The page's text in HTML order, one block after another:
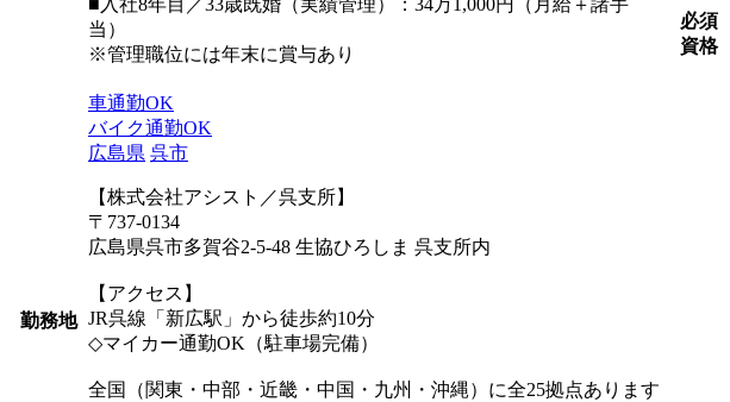
■入社8年目／33歳既婚（実績管理）：34万1,000円（月給＋諸手
当）
※管理職位には年末に賞与あり
勤務地
車通勤OK
バイク通勤OK
広島県 呉市
【株式会社アシスト／呉支所】
〒737-0134
広島県呉市多賀谷2-5-48 生協ひろしま 呉支所内
【アクセス】
JR呉線「新広駅」から徒歩約10分
◇マイカー通勤OK（駐車場完備）
全国（関東・中部・近畿・中国・九州・沖縄）に全25拠点あります
必須
資格